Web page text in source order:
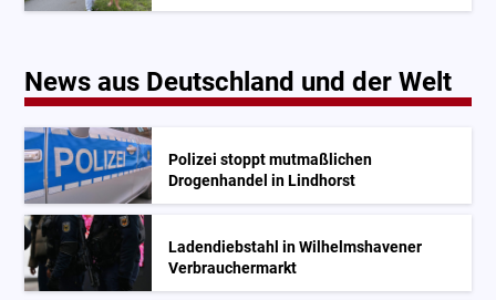
News aus Deutschland und der Welt
Polizei stoppt mutmaßlichen
Drogenhandel in Lindhorst
Ladendiebstahl in Wilhelmshavener
Verbrauchermarkt